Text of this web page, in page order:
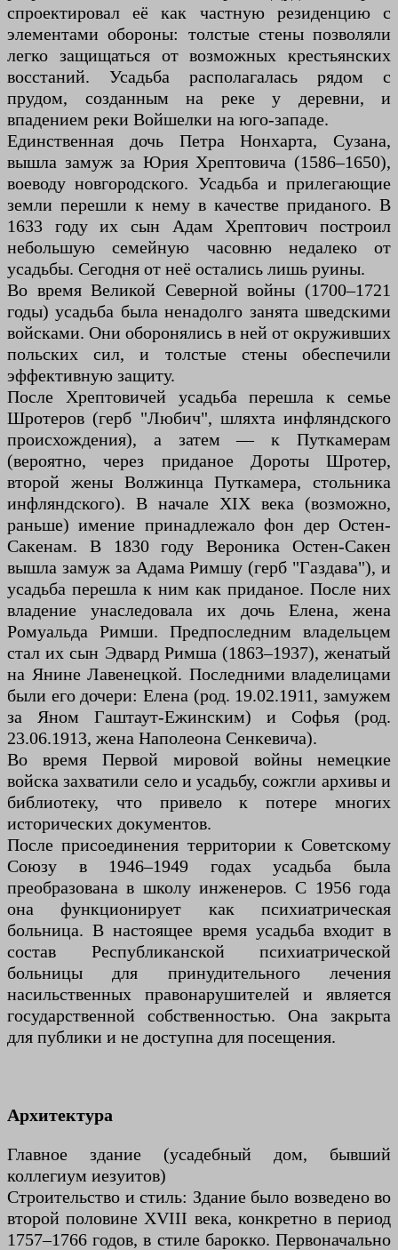
спроектировал её как частную резиденцию с
элементами обороны: толстые стены позволяли
легко защищаться от возможных крестьянских
восстаний. Усадьба располагалась рядом с
прудом, созданным на реке у деревни, и
впадением реки Войшелки на юго-западе.
Единственная дочь Петра Нонхарта, Сузана,
вышла замуж за Юрия Хрептовича (1586–1650),
воеводу новгородского. Усадьба и прилегающие
земли перешли к нему в качестве приданого. В
1633 году их сын Адам Хрептович построил
небольшую семейную часовню недалеко от
усадьбы. Сегодня от неё остались лишь руины.
Во время Великой Северной войны (1700–1721
годы) усадьба была ненадолго занята шведскими
войсками. Они оборонялись в ней от окруживших
польских сил, и толстые стены обеспечили
эффективную защиту.
После Хрептовичей усадьба перешла к семье
Шротеров (герб "Любич", шляхта инфляндского
происхождения), а затем — к Путкамерам
(вероятно, через приданое Дороты Шротер,
второй жены Волжинца Путкамера, стольника
инфляндского). В начале XIX века (возможно,
раньше) имение принадлежало фон дер Остен-
Сакенам. В 1830 году Вероника Остен-Сакен
вышла замуж за Адама Римшу (герб "Газдава"), и
усадьба перешла к ним как приданое. После них
владение унаследовала их дочь Елена, жена
Ромуальда Римши. Предпоследним владельцем
стал их сын Эдвард Римша (1863–1937), женатый
на Янине Лавенецкой. Последними владелицами
были его дочери: Елена (род. 19.02.1911, замужем
за Яном Гаштаут-Ежинским) и Софья (род.
23.06.1913, жена Наполеона Сенкевича).
Во время Первой мировой войны немецкие
войска захватили село и усадьбу, сожгли архивы и
библиотеку, что привело к потере многих
исторических документов.
После присоединения территории к Советскому
Союзу в 1946–1949 годах усадьба была
преобразована в школу инженеров. С 1956 года
она функционирует как психиатрическая
больница. В настоящее время усадьба входит в
состав Республиканской психиатрической
больницы для принудительного лечения
насильственных правонарушителей и является
государственной собственностью. Она закрыта
для публики и не доступна для посещения.
Архитектура
Главное здание (усадебный дом, бывший
коллегиум иезуитов)
Строительство и стиль: Здание было возведено во
второй половине XVIII века, конкретно в период
1757–1766 годов, в стиле барокко. Первоначально